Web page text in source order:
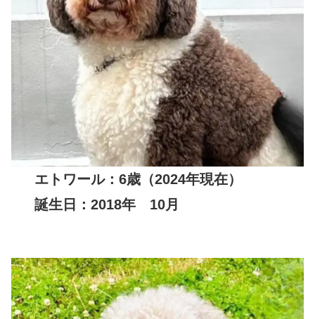
エトワール：6歳（2024年現在）
誕生日：2018年 10月